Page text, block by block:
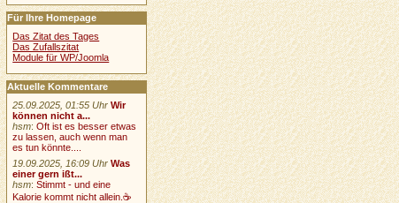
Für Ihre Homepage
Das Zitat des Tages
Das Zufallszitat
Module für WP/Joomla
Aktuelle Kommentare
25.09.2025, 01:55 Uhr Wir
können nicht a...
hsm:Oft ist es besser etwas
zu lassen, auch wenn man
es tun könnte....
19.09.2025, 16:09 Uhr Was
einer gern ißt...
hsm:Stimmt - und eine
Kalorie kommt nicht allein.☕